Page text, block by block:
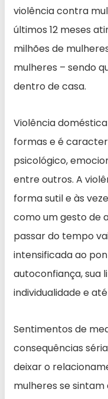
violência contra
últimos 12 meses
milhões de
mulheres – sendo
dentro de casa.
Violência
formas e é
psicológico,
entre outros. A
forma sutil e às
como um gesto de
passar do tempo
intensificada ao
autoconfiança, sua
individualidade e
Sentimentos de
consequências
deixar o
mulheres se